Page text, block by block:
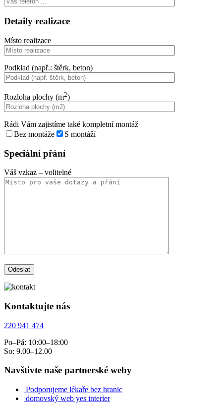
Detaily realizace
Místo realizace
Podklad (např.: štěrk, beton)
Rozloha plochy (m2)
Rádi Vám zajistíme také kompletní montáž
Bez montáže
S montáží
Speciální přání
Váš vzkaz – volitelné
Kontaktujte nás
220 941 474
Po–Pá: 10:00–18:00
So: 9.00–12.00
Navštivte naše partnerské weby
Podporujeme lékaře bez hranic
domovský web yes interier